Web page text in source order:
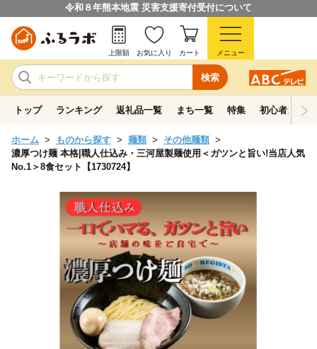
令和８年熊本地震 災害支援寄付受付について
検索
上限額 お気に入り カート メニュー
トップ ランキング 返礼品一覧 まち一覧 特集 初心者ガイド
ホーム ものから探す 麺類
その他麺類
濃厚つけ麺 本格|職人仕込み・三河屋製麺使用＜ガツンと旨い!当店人気
No.1＞8食セット【1730724】